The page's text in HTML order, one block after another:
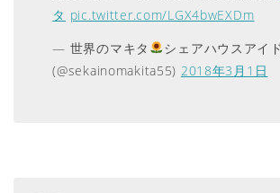
タ pic.twitter.com/LGX4bwEXDm
— 世界のマキタ
シェアハウスアイ
(@sekainomakita55) 2018年3月1日